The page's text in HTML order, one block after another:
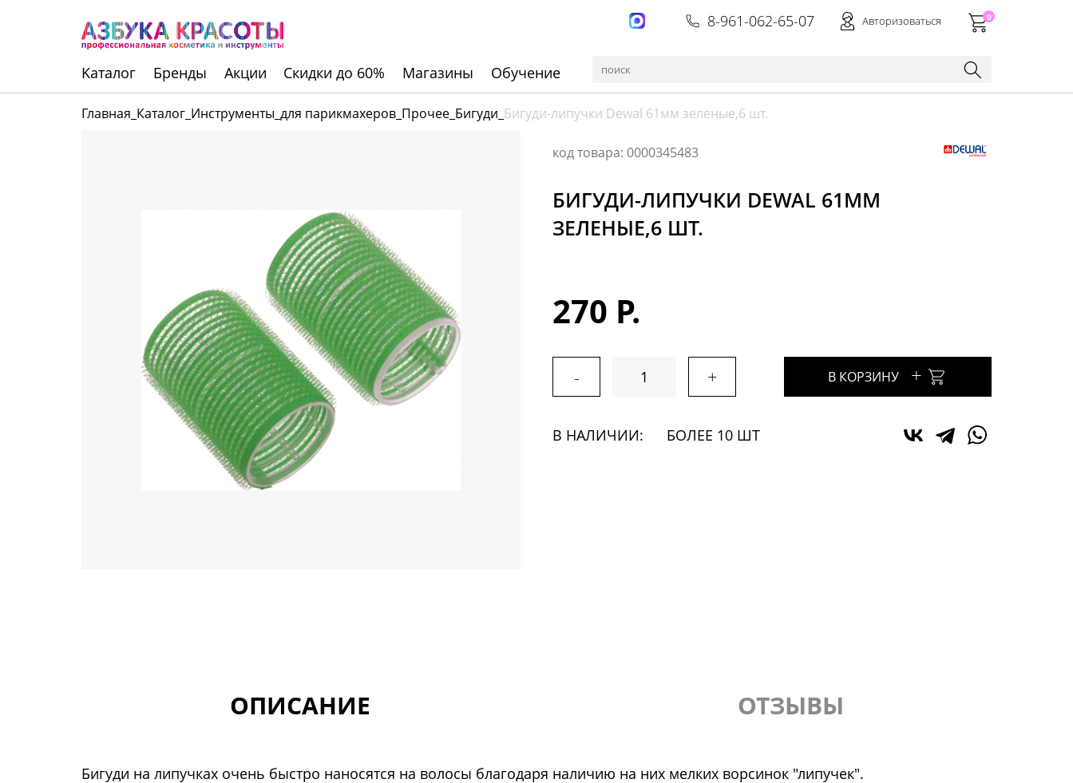
8-961-062-65-07 Авторизоваться 0
Kаталог
Уход за кожей
Бренды Акции Скидки до 60% Магазины Обучение
Главная Каталог Инструменты для парикмахеров Прочее Бигуди Бигуди-липучки Dewal 61мм зеленые,6 шт.
код товара: 0000345483
БИГУДИ-ЛИПУЧКИ DEWAL 61ММ
ЗЕЛЕНЫЕ,6 ШТ.
270 Р.
- + В КОРЗИНУ +
В НАЛИЧИИ: БОЛЕЕ 10 ШТ
ОПИСАНИЕ ОТЗЫВЫ
Бигуди на липучках очень быстро наносятся на волосы благодаря наличию на них мелких ворсинок "липучек".